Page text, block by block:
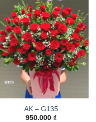
AK – G135
950.000 ₫